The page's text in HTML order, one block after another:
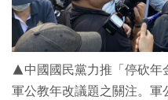
▲中國國民黨力推「停砍年
軍公教年改議題之關注。